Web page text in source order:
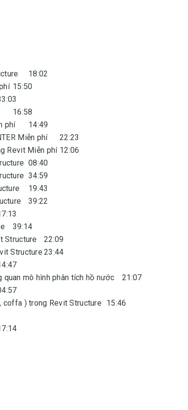
18:02
15:50
16:58
phí
14:49
Miễn phí
22:23
Revit Miễn phí 12:06
08:40
34:59
19:43
39:22
39:14
Structure
22:09
Structure 23:44
mô hình phân tích hồ nước
21:07
coffa ) trong Revit Structure
15:46